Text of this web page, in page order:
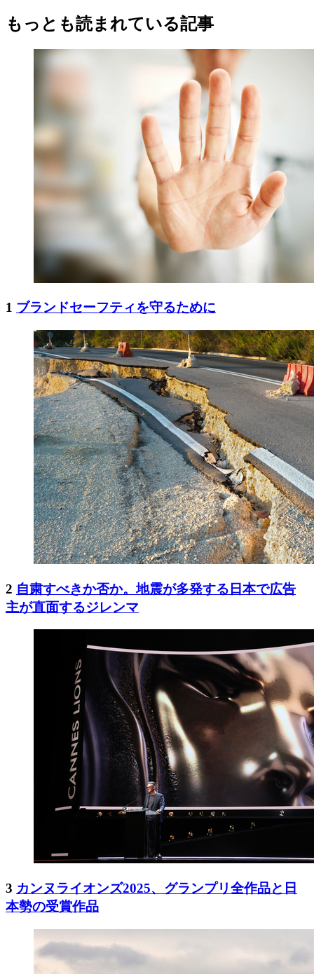
もっとも読まれている記事
1 ブランドセーフティを守るために
2 自粛すべきか否か。地震が多発する日本で広告
主が直面するジレンマ
3 カンヌライオンズ2025、グランプリ全作品と日
本勢の受賞作品